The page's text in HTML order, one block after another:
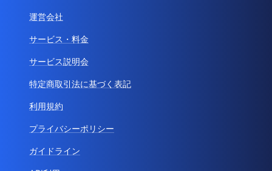
運営会社
サービス・料金
サービス説明会
特定商取引法に基づく表記
利用規約
プライバシーポリシー
ガイドライン